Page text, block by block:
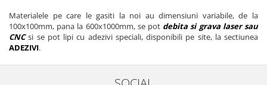
Materialele pe care le gasiti la noi au dimensiuni variabile, de la
100x100mm, pana la 600x1000mm, se pot debita si grava laser sau
CNCsi se pot lipi cu adezivi speciali, disponibili pe site, la sectiunea
ADEZIVI.